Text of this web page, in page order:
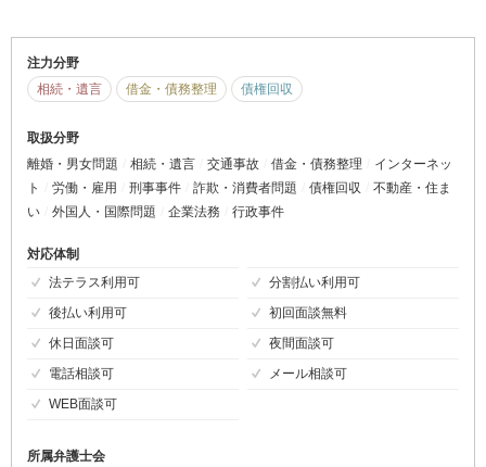
注力分野
相続・遺言
借金・債務整理 債権回収
取扱分野
離婚・男女問題
相続・遺言 交通事故 借金・債務整理
インターネッ
ト
労働・雇用 刑事事件 詐欺・消費者問題 債権回収
不動産・住ま
い
外国人・国際問題 企業法務 行政事件
対応体制
法テラス利用可
分割払い利用可
後払い利用可
初回面談無料
休日面談可
夜間面談可
電話相談可
メール相談可
WEB面談可
所属弁護士会